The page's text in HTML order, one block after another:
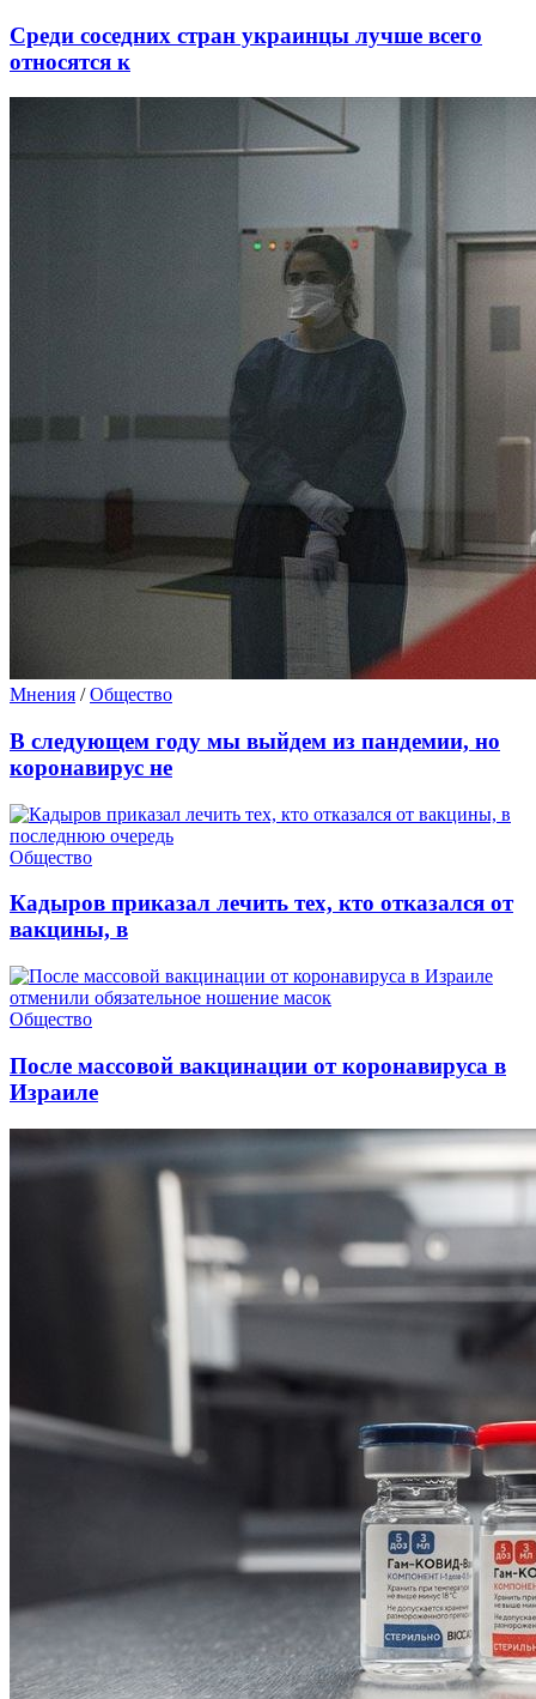
Среди соседних стран украинцы лучше всего
относятся к
Мнения /Общество
В следующем году мы выйдем из пандемии, но
коронавирус не
Общество
Кадыров приказал лечить тех, кто отказался от
вакцины, в
Общество
После массовой вакцинации от коронавируса в
Израиле